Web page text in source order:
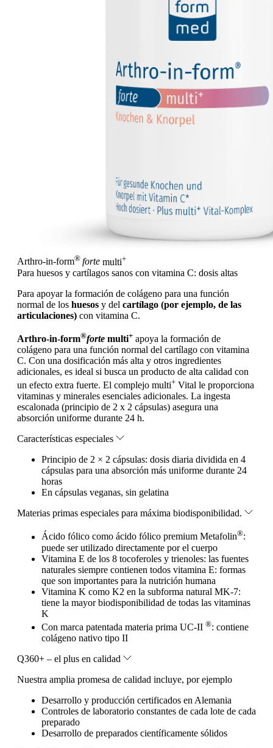
Arthro-in-form® forte multi+
Para huesos y cartílagos sanos con vitamina C: dosis altas
Para apoyar la formación de colágeno para una función
normal de los huesos y del cartílago (por ejemplo, de las
articulaciones) con vitamina C.
Arthro-in-form®forte multi+ apoya la formación de
colágeno para una función normal del cartílago con vitamina
C. Con una dosificación más alta y otros ingredientes
adicionales, es ideal si busca un producto de alta calidad con
un efecto extra fuerte. El complejo multi+ Vital le proporciona
vitaminas y minerales esenciales adicionales. La ingesta
escalonada (principio de 2 x 2 cápsulas) asegura una
absorción uniforme durante 24 h.
Características especiales
Principio de 2 × 2 cápsulas: dosis diaria dividida en 4
cápsulas para una absorción más uniforme durante 24
horas
En cápsulas veganas, sin gelatina
Materias primas especiales para máxima biodisponibilidad.
Ácido fólico como ácido fólico premium Metafolin®:
puede ser utilizado directamente por el cuerpo
Vitamina E de los 8 tocoferoles y trienoles: las fuentes
naturales siempre contienen todos vitamina E: formas
que son importantes para la nutrición humana
Vitamina K como K2 en la subforma natural MK-7:
tiene la mayor biodisponibilidad de todas las vitaminas
K
Con marca patentada materia prima UC-II ®: contiene
colágeno nativo tipo II
Q360+ – el plus en calidad
Nuestra amplia promesa de calidad incluye, por ejemplo
Desarrollo y producción certificados en Alemania
Controles de laboratorio constantes de cada lote de cada
preparado
Desarrollo de preparados científicamente sólidos